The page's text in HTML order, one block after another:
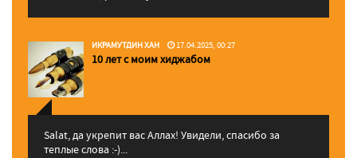
ИКРАМУТДИН ХАН 17.04.2025, 00:27
10 лет с моим хиджабом
Salat, да укрепит вас Аллаx! Увидели, спасибо за
теплые слова :-)...